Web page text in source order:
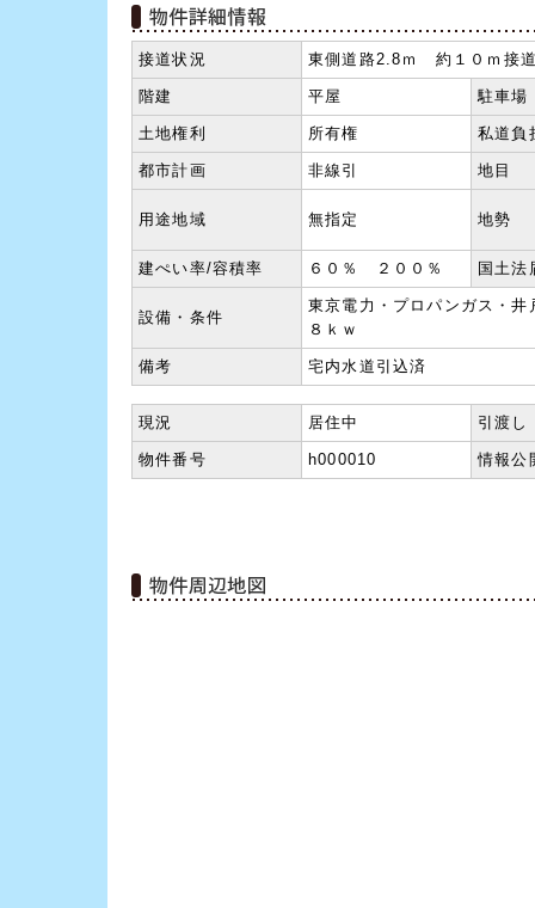
接道状況 東側道路2.8ｍ 約１０ｍ接
階建 平屋 駐車場
土地権利 所有権 私道負
都市計画 非線引 地目
用途地域 無指定 地勢
建ぺい率/容積率 ６０％ ２００％ 国土法
設備・条件
東京電力・プロパンガス・
８ｋｗ
備考 宅内水道引込済
現況 居住中 引渡し
物件番号 h000010 情報公